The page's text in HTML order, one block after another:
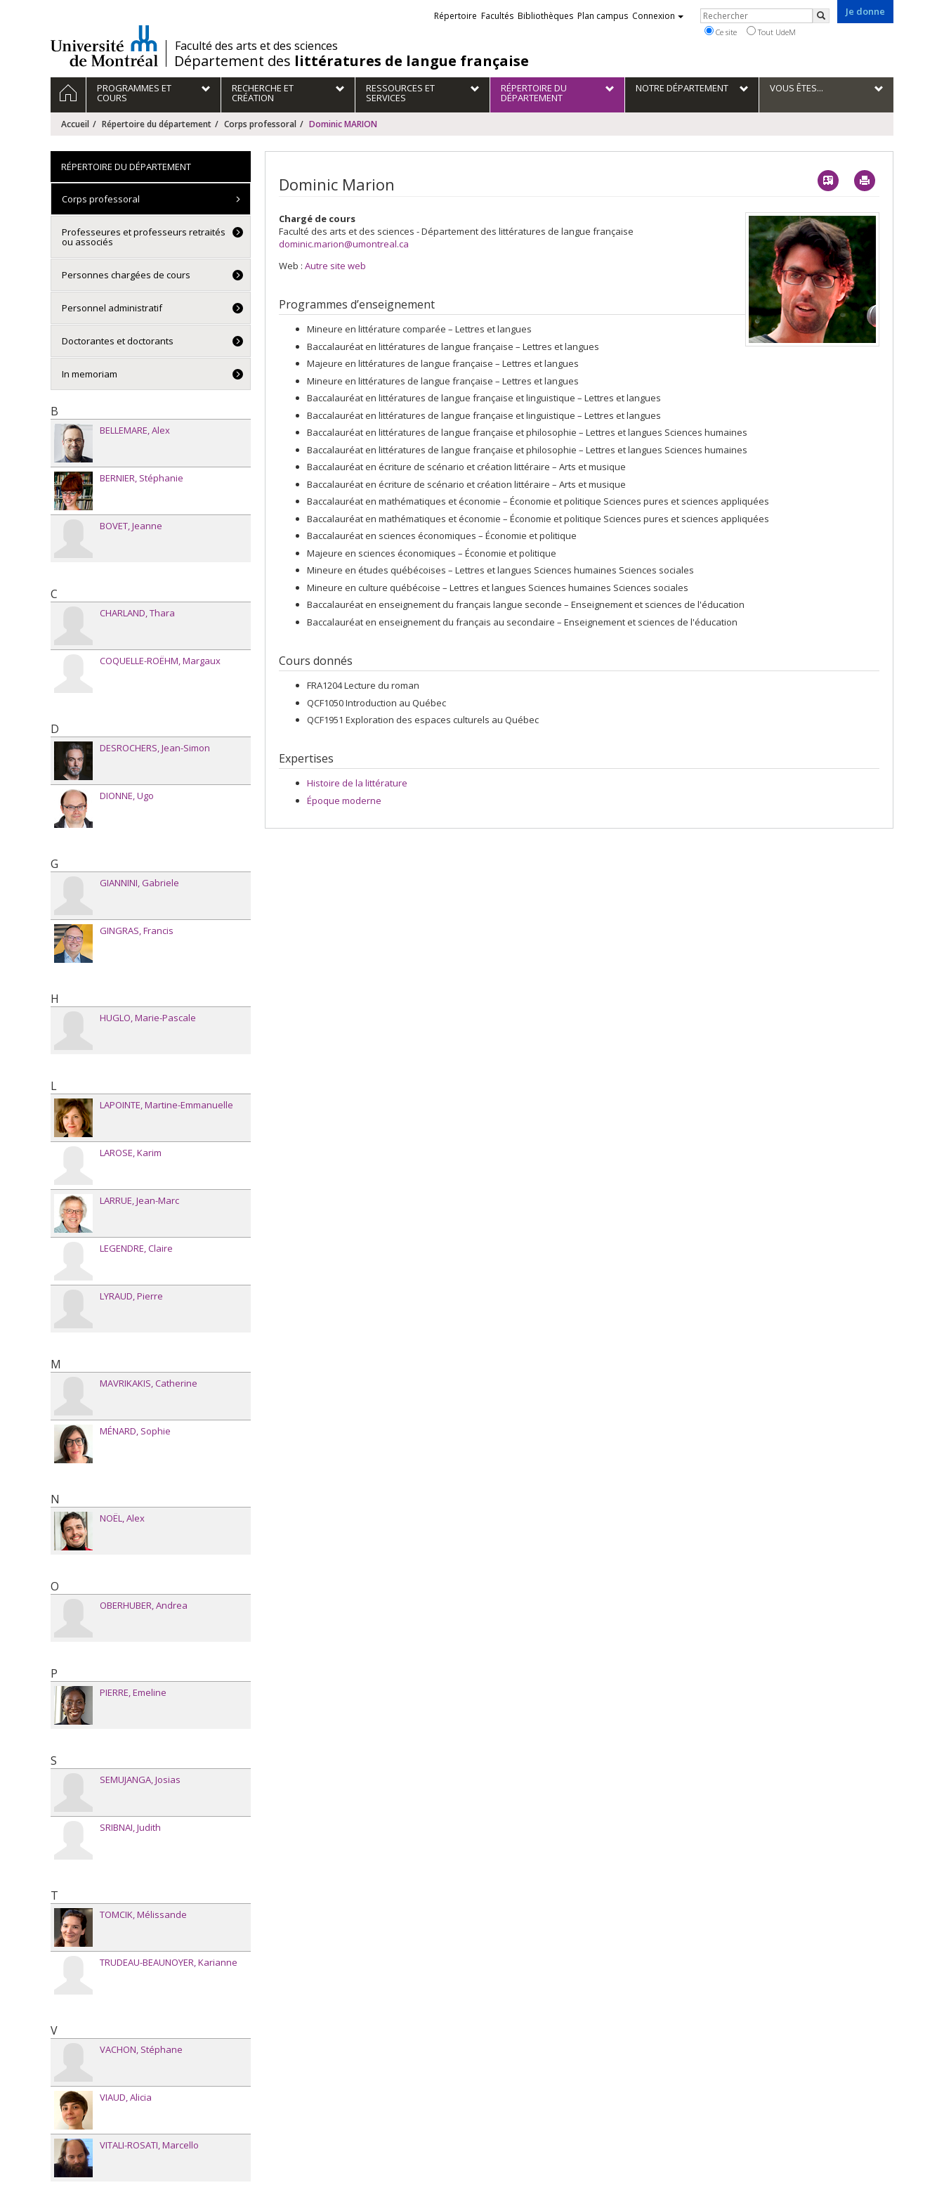
/Faculté des arts et des sciences
Département des littératures de langue française
Je donne
Liens
externes
Répertoire Facultés Bibliothèques Plan campus Connexion Rechercher
Rechercher
Ce site Tout UdeM
Navigation
principale
ACCUEILPROGRAMMES ET
COURS
RECHERCHE ET
CRÉATION
RESSOURCES ET
SERVICES
RÉPERTOIRE DU
DÉPARTEMENT
NOTRE DÉPARTEMENT VOUS ÊTES...
Accueil Répertoire du département Corps professoral Dominic MARION
Dominic Marion Vcard
Chargé de cours
Faculté des arts et des sciences - Département des littératures de langue française
dominic.marion@umontreal.ca
Web : Autre site web
Programmes d’enseignement
Mineure en littérature comparée – Lettres et langues
Baccalauréat en littératures de langue française – Lettres et langues
Majeure en littératures de langue française – Lettres et langues
Mineure en littératures de langue française – Lettres et langues
Baccalauréat en littératures de langue française et linguistique – Lettres et langues
Baccalauréat en littératures de langue française et linguistique – Lettres et langues
Baccalauréat en littératures de langue française et philosophie – Lettres et langues Sciences humaines
Baccalauréat en littératures de langue française et philosophie – Lettres et langues Sciences humaines
Baccalauréat en écriture de scénario et création littéraire – Arts et musique
Baccalauréat en écriture de scénario et création littéraire – Arts et musique
Baccalauréat en mathématiques et économie – Économie et politique Sciences pures et sciences appliquées
Baccalauréat en mathématiques et économie – Économie et politique Sciences pures et sciences appliquées
Baccalauréat en sciences économiques – Économie et politique
Majeure en sciences économiques – Économie et politique
Mineure en études québécoises – Lettres et langues Sciences humaines Sciences sociales
Mineure en culture québécoise – Lettres et langues Sciences humaines Sciences sociales
Baccalauréat en enseignement du français langue seconde – Enseignement et sciences de l'éducation
Baccalauréat en enseignement du français au secondaire – Enseignement et sciences de l'éducation
Cours donnés
FRA1204 Lecture du roman
QCF1050 Introduction au Québec
QCF1951 Exploration des espaces culturels au Québec
Expertises
Histoire de la littérature
Époque moderne
RÉPERTOIRE DU DÉPARTEMENT
Corps professoral
Professeures et professeurs retraités
ou associés
Personnes chargées de cours
Personnel administratif
Doctorantes et doctorants
In memoriam
B
BELLEMARE Alex
BERNIER Stéphanie
BOVET Jeanne
C
CHARLAND Thara
COQUELLE-ROËHM Margaux
D
DESROCHERS Jean-Simon
DIONNE Ugo
G
GIANNINI Gabriele
GINGRAS Francis
H
HUGLO Marie-Pascale
L
LAPOINTE Martine-Emmanuelle
LAROSE Karim
LARRUE Jean-Marc
LEGENDRE Claire
LYRAUD Pierre
M
MAVRIKAKIS Catherine
MÉNARD Sophie
N
NOËL Alex
O
OBERHUBER Andrea
P
PIERRE Emeline
S
SEMUJANGA Josias
SRIBNAI Judith
T
TOMCIK Mélissande
TRUDEAU-BEAUNOYER Karianne
V
VACHON Stéphane
VIAUD Alicia
VITALI-ROSATI Marcello